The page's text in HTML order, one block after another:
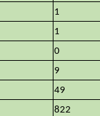
1
1
0
9
49
822